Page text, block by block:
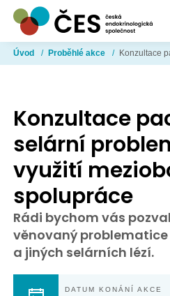
Úvod / Proběhlé akce /
Konzultace
selární
využití
spolupráce
Rádi bychom vás
věnovaný
a jiných selárních lézí.
DATUM KONÁNÍ AKCE